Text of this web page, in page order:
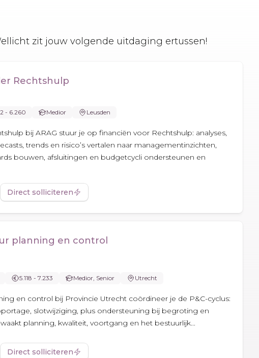
zit jouw volgende uitdaging ertussen!
Rechtshulp
- 6.260 Medior Leusden
bij ARAG stuur je op financiën voor Rechtshulp: analyses,
trends en risico’s vertalen naar managementinzichten,
bouwen, afsluitingen en budgetcycli ondersteunen en
Direct solliciteren
planning en control
5.118 - 7.233 Medior, Senior Utrecht
en control bij Provincie Utrecht coördineer je de P&C-cyclus:
slotwijziging, plus ondersteuning bij begroting en
planning, kwaliteit, voortgang en het bestuurlijk...
Direct solliciteren